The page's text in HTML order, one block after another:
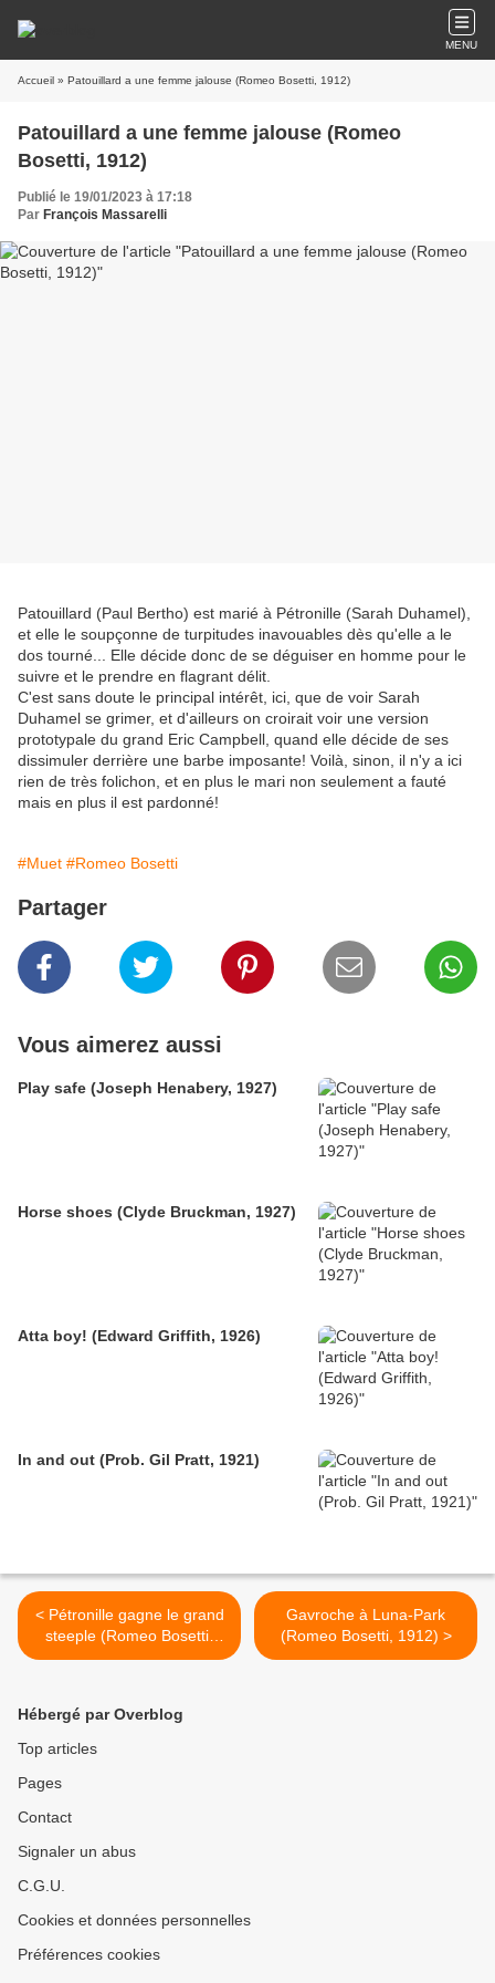
MENU
Accueil » Patouillard a une femme jalouse (Romeo Bosetti, 1912)
Patouillard a une femme jalouse (Romeo
Bosetti, 1912)
Publié le 19/01/2023 à 17:18
Par François Massarelli
Patouillard (Paul Bertho) est marié à Pétronille (Sarah Duhamel),
et elle le soupçonne de turpitudes inavouables dès qu'elle a le
dos tourné... Elle décide donc de se déguiser en homme pour le
suivre et le prendre en flagrant délit.
C'est sans doute le principal intérêt, ici, que de voir Sarah
Duhamel se grimer, et d'ailleurs on croirait voir une version
prototypale du grand Eric Campbell, quand elle décide de ses
dissimuler derrière une barbe imposante! Voilà, sinon, il n'y a ici
rien de très folichon, et en plus le mari non seulement a fauté
mais en plus il est pardonné!
#Muet #Romeo Bosetti
Partager
Vous aimerez aussi
Play safe (Joseph Henabery, 1927)
Horse shoes (Clyde Bruckman, 1927)
Atta boy! (Edward Griffith, 1926)
In and out (Prob. Gil Pratt, 1921)
< Pétronille gagne le grand
steeple (Romeo Bosetti,
Georges Remond, 1913)
Gavroche à Luna-Park
(Romeo Bosetti, 1912) >
Hébergé par Overblog
Top articles
Pages
Contact
Signaler un abus
C.G.U.
Cookies et données personnelles
Préférences cookies